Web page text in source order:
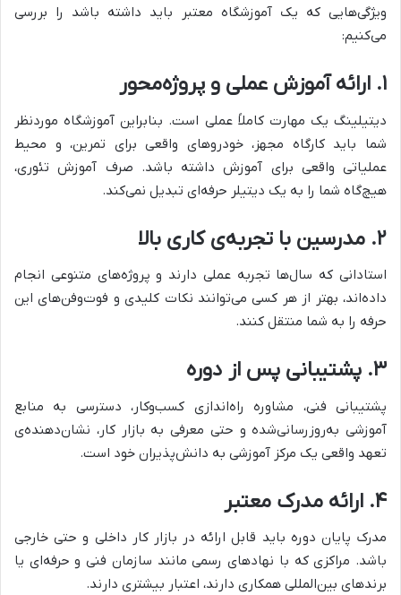
ویژگی‌هایی که یک آموزشگاه معتبر باید داشته باشد را بررسی
می‌کنیم:
۱. ارائه آموزش عملی و پروژه‌محور
دیتیلینگ یک مهارت کاملاً عملی است. بنابراین آموزشگاه موردنظر
شما باید کارگاه مجهز، خودروهای واقعی برای تمرین، و محیط
عملیاتی واقعی برای آموزش داشته باشد. صرف آموزش تئوری،
هیچ‌گاه شما را به یک دیتیلر حرفه‌ای تبدیل نمی‌کند.
۲. مدرسین با تجربه‌ی کاری بالا
استادانی که سال‌ها تجربه عملی دارند و پروژه‌های متنوعی انجام
داده‌اند، بهتر از هر کسی می‌توانند نکات کلیدی و فوت‌وفن‌های این
حرفه را به شما منتقل کنند.
۳. پشتیبانی پس از دوره
پشتیبانی فنی، مشاوره راه‌اندازی کسب‌وکار، دسترسی به منابع
آموزشی به‌روزرسانی‌شده و حتی معرفی به بازار کار، نشان‌دهنده‌ی
تعهد واقعی یک مرکز آموزشی به دانش‌پذیران خود است.
۴. ارائه مدرک معتبر
مدرک پایان دوره باید قابل ارائه در بازار کار داخلی و حتی خارجی
باشد. مراکزی که با نهادهای رسمی مانند سازمان فنی و حرفه‌ای یا
برندهای بین‌المللی همکاری دارند، اعتبار بیشتری دارند.